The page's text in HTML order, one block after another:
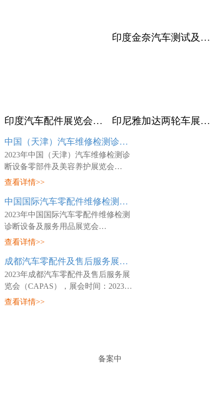
印度汽车配件展览会ACMA
印度金奈汽车测试及质量监控展览会 Automotive Testing Expo
印尼雅加达两轮车展览会 INABIKE
中国（天津）汽车维修检测诊断设备零部件及美容养护展览会 AMR
2023年中国（天津）汽车维修检测诊
断设备零部件及美容养护展览会
（AMR），展会时间：2023年03月23
咸水沽镇国展大道888号-国家会展中
心(天津)，主
查看详情>>
中国国际汽车零配件维修检测诊断设备及服务用品展览会 Automechanika Shanghai
2023年中国国际汽车零配件维修检测
诊断设备及服务用品展览会
（Automechanika Shanghai），展会时
地点：中国-深圳-宝安区福海街道展城
路1号-深圳国际会
查看详情>>
成都汽车零配件及售后服务展览会 CAPAS
2023年成都汽车零配件及售后服务展
览会（CAPAS），展会时间：2023年
05月18日~05月20日，展会地点：中
查看详情>>
备案中